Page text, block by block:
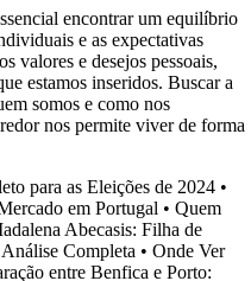
encontrar um equilíbrio
e as expectativas
valores e desejos pessoais,
estamos inseridos. Buscar a
somos e como nos
nos permite viver de forma
para as Eleições de 2024 •
em Portugal • Quem
Abecasis: Filha de
Completa • Onde Ver
entre Benfica e Porto: